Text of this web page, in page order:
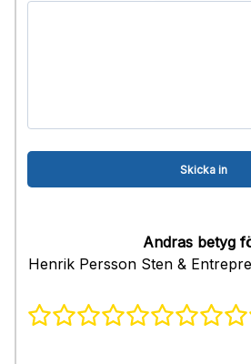
Andras betyg
Henrik Persson Sten &